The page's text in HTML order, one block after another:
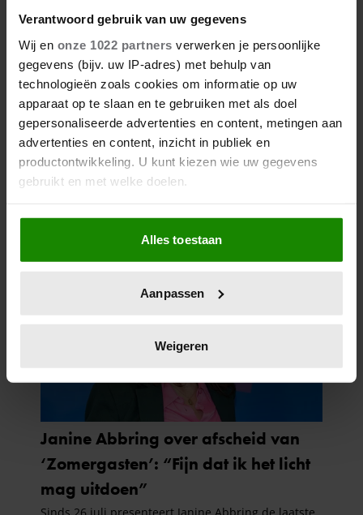
Verantwoord gebruik van uw gegevens
Wij en onze 1022 partners verwerken je persoonlijke
gegevens (bijv. uw IP-adres) met behulp van
technologieën zoals cookies om informatie op uw
apparaat op te slaan en te gebruiken met als doel
gepersonaliseerde advertenties en content, metingen aan
advertenties en content, inzicht in publiek en
productontwikkeling. U kunt kiezen wie uw gegevens
gebruikt en met welke doelen.
Als u het toestaat, willen we ook graag:
Informatie verzamelen over uw geografische
locatie, die tot een paar meter nauwkeurig kan zijn
scannen op specifieke eigenschappen (fingerprinting)
verwerkt en stel uw voorkeuren in het
intrekken in de Cookieverklaring.
We gebruiken cookies om content en advertenties te
personaliseren, om functies voor social media te bieden
en om ons websiteverkeer te analyseren. Ook delen we
informatie over uw gebruik van onze site met onze
partners voor social media, adverteren en analyse. Deze
Alles toestaan
Aanpassen
Weigeren